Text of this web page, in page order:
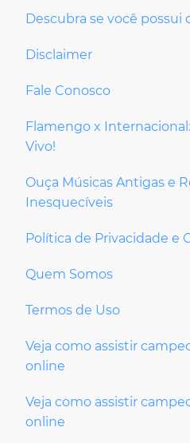
Descubra se você
Disclaimer
Fale Conosco
Flamengo x
Vivo!
Ouça Músicas Antigas e
Inesquecíveis
Política de Privacidade e
Quem Somos
Termos de Uso
Veja como assistir
online
Veja como assistir
online